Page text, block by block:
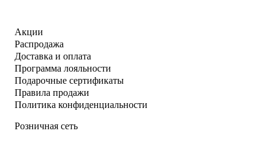
Акции
Распродажа
Доставка и оплата
Программа лояльности
Подарочные сертификаты
Правила продажи
Политика конфиденциальности
Розничная сеть